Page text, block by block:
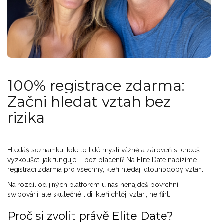
100% registrace zdarma:
Začni hledat vztah bez
rizika
Hledáš seznamku, kde to lidé myslí vážně a zároveň si chceš
vyzkoušet, jak funguje – bez placení? Na Elite Date nabízíme
registraci zdarma pro všechny, kteří hledají dlouhodobý vztah.
Na rozdíl od jiných platforem u nás nenajdeš povrchní
swipování, ale skutečné lidi, kteří chtějí vztah, ne flirt.
Proč si zvolit právě Elite Date?